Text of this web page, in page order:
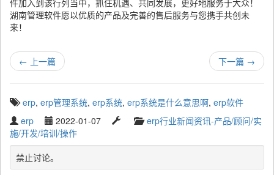
件加入到该行列当中，抓住机遇、共同发展，更好地服务于大众！
湖南管理软件愿以优质的产品及完善的售后服务与您携手共创未
来！
← 上一篇 下一篇 →
T
g
g
e
d
erp, erp管理系统, erp系统, erp系统是什么意思啊, erp软件
W
r
i
t
t
erp
P
u
b
i
2022-01-07
s
u
C
t
g
erp行业新闻资讯-产品/顾问/实
施/开发/培训/操作
禁止讨论。